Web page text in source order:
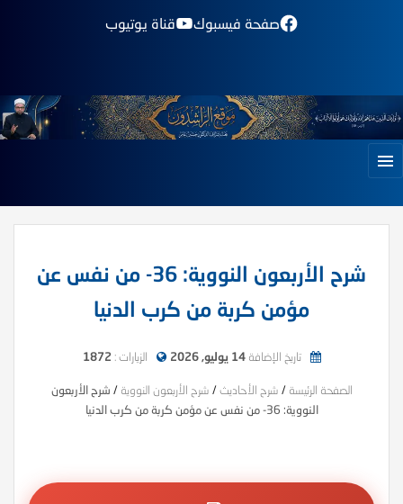
صفحة فيسبوك قناة يوتيوب
شرح الأربعون النووية: 36- من نفس عن
مؤمن كربة من كرب الدنيا
تاريخ الإضافة14 يوليو, 2026 الزيارات :1872
الصفحة الرئيسة / شرح الأحاديث / شرح الأربعون النووية / شرح الأربعون
النووية: 36- من نفس عن مؤمن كربة من كرب الدنيا